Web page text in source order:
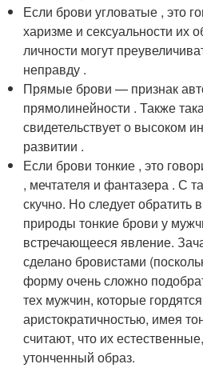
Если брови угловатые , это
харизме и сексуальности их
личности могут
неправду .
Прямые брови — признак
прямолинейности . Также
свидетельствует о высоком
развитии .
Если брови тонкие , это
, мечтателя и фантазера . С
скучно. Но следует обратить
природы тонкие брови у
встречающееся явление.
сделано бровистами
форму очень сложно
тех мужчин, которые
аристократичностью, имея
считают, что их
утонченный образ.